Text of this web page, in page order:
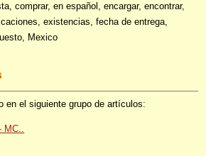
comprar, en español, encargar, encontrar,
existencias, fecha de entrega,
Mexico
en el siguiente grupo de artículos: